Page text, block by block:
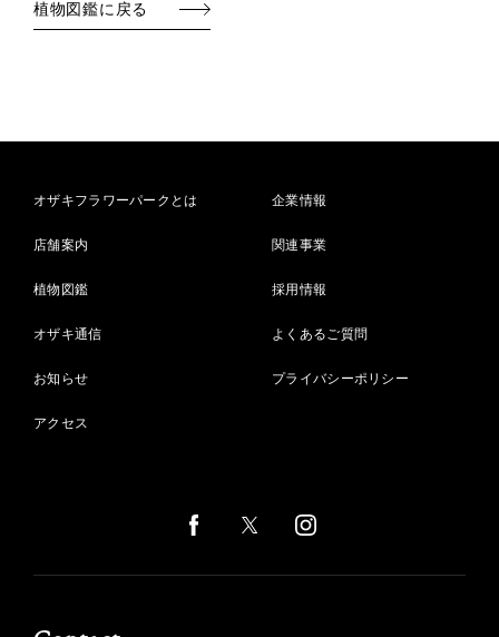
植物図鑑に戻る
オザキフラワーパークとは
店舗案内
植物図鑑
オザキ通信
お知らせ
アクセス
企業情報
関連事業
採用情報
よくあるご質問
プライバシーポリシー